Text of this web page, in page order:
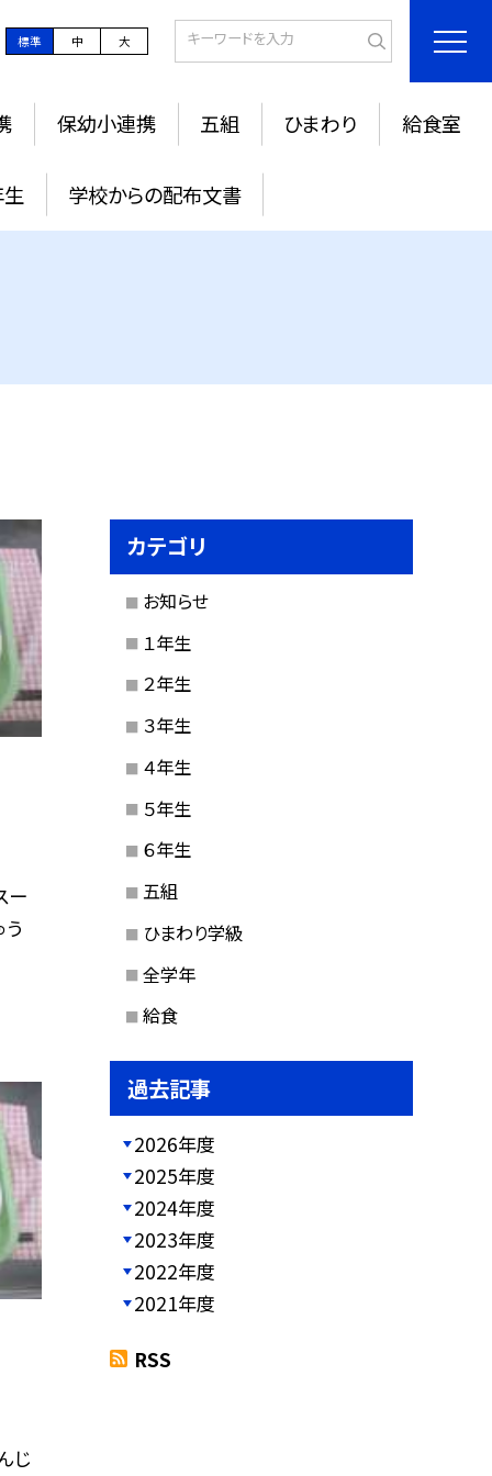
標準 中 大
保幼小連携 五組 ひまわり 給食室
生 学校からの配布文書
ー
じ
カテゴリ
お知らせ
１年生
２年生
３年生
４年生
５年生
６年生
五組
ひまわり学級
全学年
給食
過去記事
2026年度
2025年度
2024年度
2023年度
2022年度
2021年度
RSS